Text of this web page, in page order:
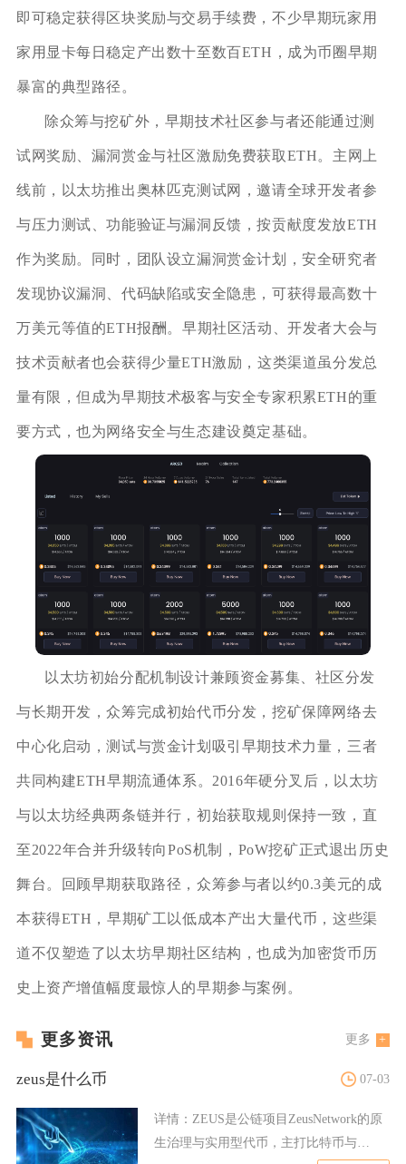
即可稳定获得区块奖励与交易手续费，不少早期玩家用
家用显卡每日稳定产出数十至数百ETH，成为币圈早期
暴富的典型路径。
除众筹与挖矿外，早期技术社区参与者还能通过测
试网奖励、漏洞赏金与社区激励免费获取ETH。主网上
线前，以太坊推出奥林匹克测试网，邀请全球开发者参
与压力测试、功能验证与漏洞反馈，按贡献度发放ETH
作为奖励。同时，团队设立漏洞赏金计划，安全研究者
发现协议漏洞、代码缺陷或安全隐患，可获得最高数十
万美元等值的ETH报酬。早期社区活动、开发者大会与
技术贡献者也会获得少量ETH激励，这类渠道虽分发总
量有限，但成为早期技术极客与安全专家积累ETH的重
要方式，也为网络安全与生态建设奠定基础。
以太坊初始分配机制设计兼顾资金募集、社区分发
与长期开发，众筹完成初始代币分发，挖矿保障网络去
中心化启动，测试与赏金计划吸引早期技术力量，三者
共同构建ETH早期流通体系。2016年硬分叉后，以太坊
与以太坊经典两条链并行，初始获取规则保持一致，直
至2022年合并升级转向PoS机制，PoW挖矿正式退出历史
舞台。回顾早期获取路径，众筹参与者以约0.3美元的成
本获得ETH，早期矿工以低成本产出大量代币，这些渠
道不仅塑造了以太坊早期社区结构，也成为加密货币历
史上资产增值幅度最惊人的早期参与案例。
更多资讯 更多
zeus是什么币 07-03
详情： ZEUS是公链项目ZeusNetwork的原
生治理与实用型代币，主打比特币与